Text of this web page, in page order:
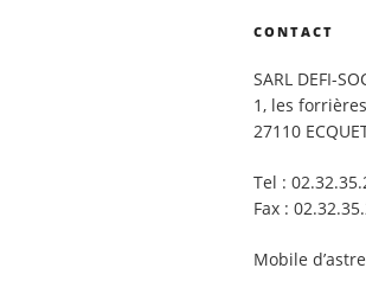
CONTACT
SARL DEFI-
1, les
27110
Tel :
Fax :
Mobile